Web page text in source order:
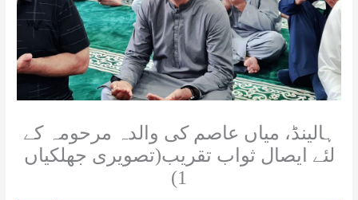
ہالینڈ، میاں عاصم کی والدہ مرحومہ کے
لئے ایصال ثواب تقریب(تصویری جھلکیاں
1)